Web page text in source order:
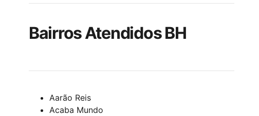
Bairros Atendidos BH
Aarão Reis
Acaba Mundo